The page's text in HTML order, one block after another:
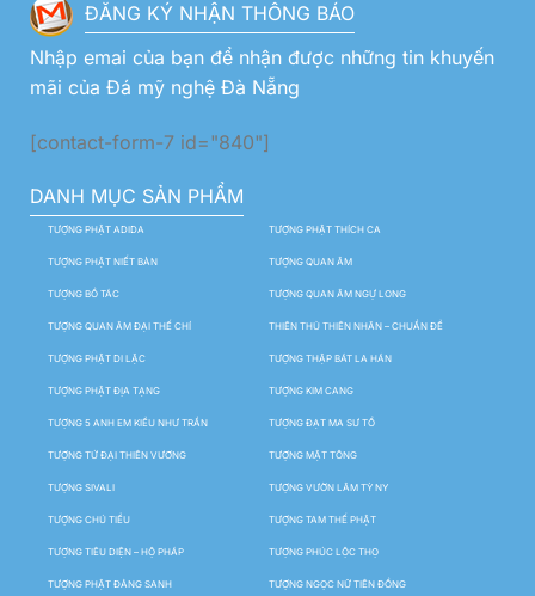
ĐĂNG KÝ NHẬN THÔNG BÁO
Nhập emai của bạn để nhận được những tin khuyến
mãi của Đá mỹ nghệ Đà Nẵng
[contact-form-7 id="840"]
DANH MỤC SẢN PHẨM
TƯỢNG PHẬT ADIDA TƯỢNG PHẬT THÍCH CA
TƯỢNG PHẬT NIẾT BÀN TƯỢNG QUAN ÂM
TƯỢNG BỒ TÁC TƯỢNG QUAN ÂM NGỰ LONG
TƯỢNG QUAN ÂM ĐẠI THẾ CHÍ THIÊN THỦ THIÊN NHÃN – CHUẨN ĐỀ
TƯỢNG PHẬT DI LẶC TƯỢNG THẬP BÁT LA HÁN
TƯỢNG PHẬT ĐỊA TẠNG TƯỢNG KIM CANG
TƯỢNG 5 ANH EM KIỀU NHƯ TRẦN TƯỢNG ĐẠT MA SƯ TỔ
TƯỢNG TỨ ĐẠI THIÊN VƯƠNG TƯỢNG MẬT TÔNG
TƯỢNG SIVALI TƯỢNG VƯỜN LÂM TỲ NY
TƯỢNG CHÚ TIỂU TƯỢNG TAM THẾ PHẬT
TƯỢNG TIÊU DIỆN – HỘ PHÁP TƯỢNG PHÚC LỘC THỌ
TƯỢNG PHẬT ĐẢNG SANH TƯỢNG NGỌC NỮ TIÊN ĐỒNG